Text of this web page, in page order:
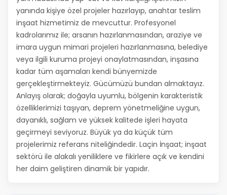
yanında kişiye özel projeler hazırlayıp, anahtar teslim
inşaat hizmetimiz de mevcuttur. Profesyonel
kadrolarımız ile; arsanın hazırlanmasından, araziye ve
imara uygun mimari projeleri hazırlanmasına, belediye
veya ilgili kuruma projeyi onaylatmasından, inşasına
kadar tüm aşamaları kendi bünyemizde
gerçekleştirmekteyiz. Gücümüzü bundan almaktayız.
Anlayış olarak; doğayla uyumlu, bölgenin karakteristik
özelliklerimizi taşıyan, deprem yönetmeliğine uygun,
dayanıklı, sağlam ve yüksek kalitede işleri hayata
geçirmeyi seviyoruz. Büyük ya da küçük tüm
projelerimiz referans niteliğindedir. Laçin İnşaat; inşaat
sektörü ile alakalı yeniliklere ve fikirlere açık ve kendini
her daim geliştiren dinamik bir yapıdır.